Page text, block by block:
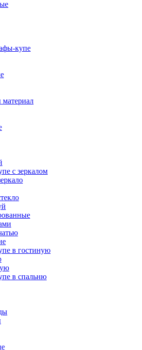
купе
материал
с зеркалом
в гостиную
в спальню